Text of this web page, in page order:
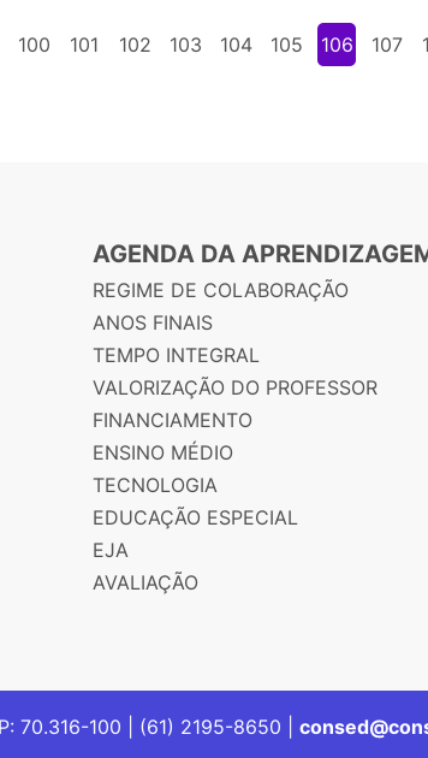
100 101 102 103 104 105 106 107
AGENDA DA
REGIME DE COLABORAÇÃO
ANOS FINAIS
TEMPO INTEGRAL
VALORIZAÇÃO DO PROFESSOR
FINANCIAMENTO
ENSINO MÉDIO
TECNOLOGIA
EDUCAÇÃO ESPECIAL
EJA
AVALIAÇÃO
70.316-100 | (61) 2195-8650 |